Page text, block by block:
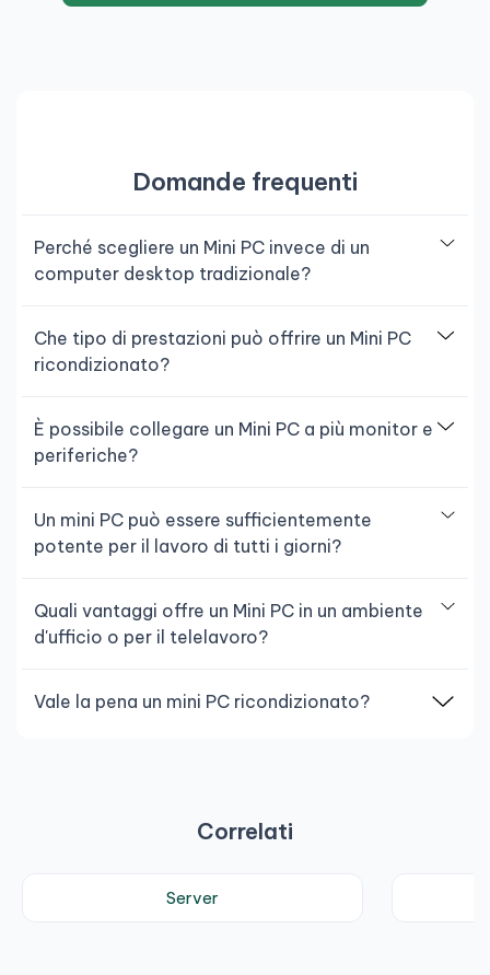
Domande frequenti
Perché scegliere un Mini PC invece di un
computer desktop tradizionale?
Che tipo di prestazioni può offrire un Mini PC
ricondizionato?
È possibile collegare un Mini PC a più monitor e
periferiche?
Un mini PC può essere sufficientemente
potente per il lavoro di tutti i giorni?
Quali vantaggi offre un Mini PC in un ambiente
d'ufficio o per il telelavoro?
Vale la pena un mini PC ricondizionato?
Correlati
Server